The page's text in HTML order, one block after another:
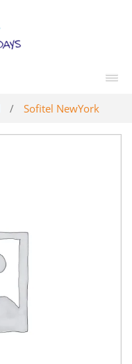
/ Sofitel NewYork